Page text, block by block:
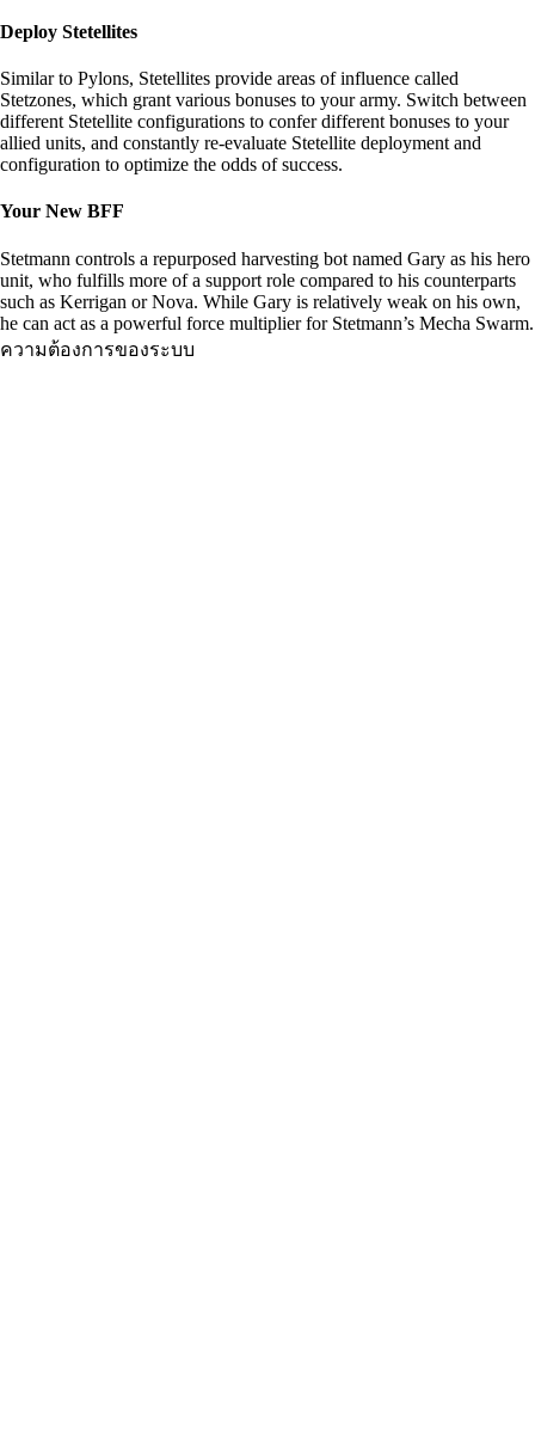
Deploy Stetellites
Similar to Pylons, Stetellites provide areas of influence called
Stetzones, which grant various bonuses to your army. Switch between
different Stetellite configurations to confer different bonuses to your
allied units, and constantly re-evaluate Stetellite deployment and
configuration to optimize the odds of success.
Your New BFF
Stetmann controls a repurposed harvesting bot named Gary as his hero
unit, who fulfills more of a support role compared to his counterparts
such as Kerrigan or Nova. While Gary is relatively weak on his own,
he can act as a powerful force multiplier for Stetmann’s Mecha Swarm.
ความต้องการของระบบ